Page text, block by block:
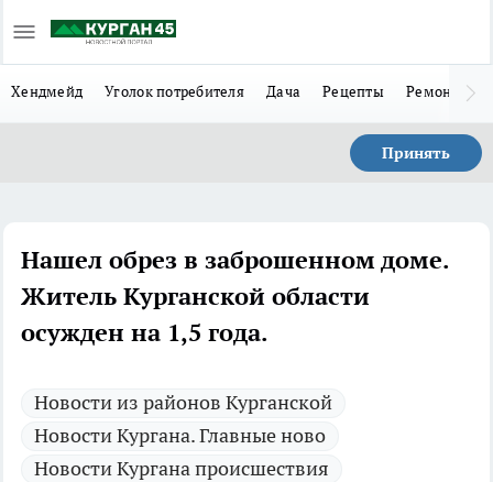
Хендмейд Уголок потребителя Дача Рецепты Ремонт
Принять
Нашел обрез в заброшенном доме.
Житель Курганской области
осужден на 1,5 года.
Новости из районов Курганской
Новости Кургана. Главные ново
Новости Кургана происшествия